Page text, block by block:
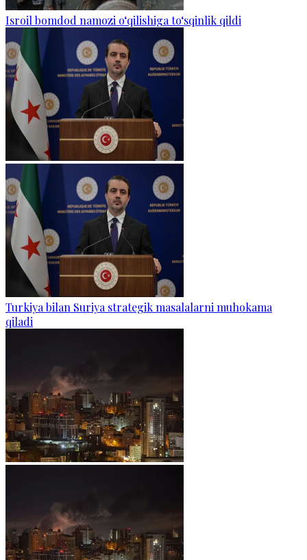
Isroil bomdod namozi o‘qilishiga to‘sqinlik qildi
Turkiya bilan Suriya strategik masalalarni muhokama
qiladi